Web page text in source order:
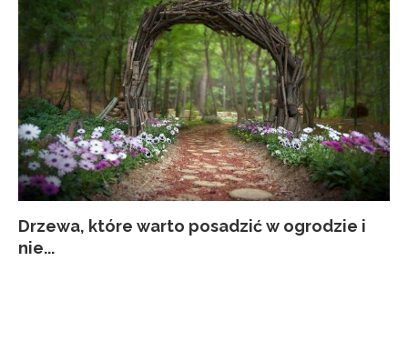
Drzewa, które warto posadzić w ogrodzie i
nie...